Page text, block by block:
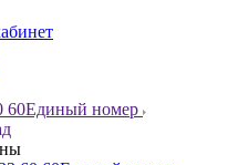
60Единый номер